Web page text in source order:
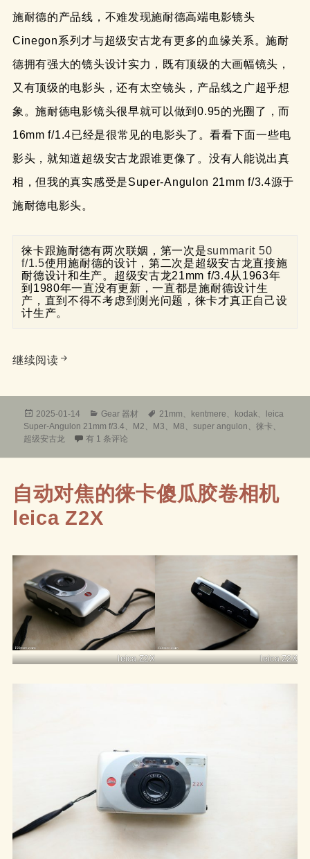
施耐德的产品线，不难发现施耐德高端电影镜头
Cinegon系列才与超级安古龙有更多的血缘关系。施耐
德拥有强大的镜头设计实力，既有顶级的大画幅镜头，
又有顶级的电影头，还有太空镜头，产品线之广超乎想
象。施耐德电影镜头很早就可以做到0.95的光圈了，而
16mm f/1.4已经是很常见的电影头了。看看下面一些电
影头，就知道超级安古龙跟谁更像了。没有人能说出真
相，但我的真实感受是Super-Angulon 21mm f/3.4源于
施耐德电影头。
徕卡跟施耐德有两次联姻，第一次是summarit 50
f/1.5使用施耐德的设计，第二次是超级安古龙直接施
耐德设计和生产。超级安古龙21mm f/3.4从1963年
到1980年一直没有更新，一直都是施耐德设计生
产，直到不得不考虑到测光问题，徕卡才真正自己设
计生产。
继续阅读详谈徕卡超级安古龙 leica Super-Angulon
发
布
于
2025-01-14
分
类
Gear 器材
标
签
21mm 、 kentmere 、 kodak、
leica
Super-Angulon 21mm f/3.4 、 M2 、 M3 、 M8 、super angulon 、徕卡 、
超级安古龙
详谈徕卡超级安古龙 leica Super-Angulon 21mm f/3.4
有 1 条评论
自动对焦的徕卡傻瓜胶卷相机
leica Z2X
leica Z2X leica Z2X